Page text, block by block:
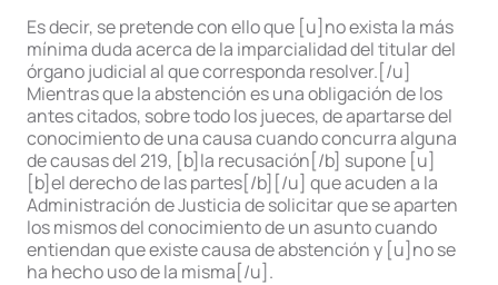
Es decir, se pretende con ello que [u]no exista la más
mínima duda acerca de la imparcialidad del titular del
órgano judicial al que corresponda resolver.[/u]
Mientras que la abstención es una obligación de los
antes citados, sobre todo los jueces, de apartarse del
conocimiento de una causa cuando concurra alguna
de causas del 219, [b]la recusación[/b] supone [u]
[b]el derecho de las partes[/b][/u] que acuden a la
Administración de Justicia de solicitar que se aparten
los mismos del conocimiento de un asunto cuando
entiendan que existe causa de abstención y [u]no se
ha hecho uso de la misma[/u].